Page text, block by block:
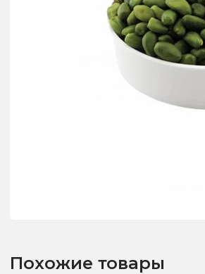
Похожие товары